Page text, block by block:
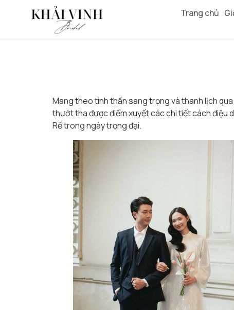
Trang chủ
“Song Hỷ Vĩnh
Mang theo tinh thần sang trọng và thanh lịch
thướt tha được điểm xuyết các chi tiết cách điệu
Rể trong ngày trọng đại.